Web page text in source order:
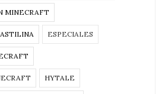
MINECRAFT
ESPECIALES
HYTALE